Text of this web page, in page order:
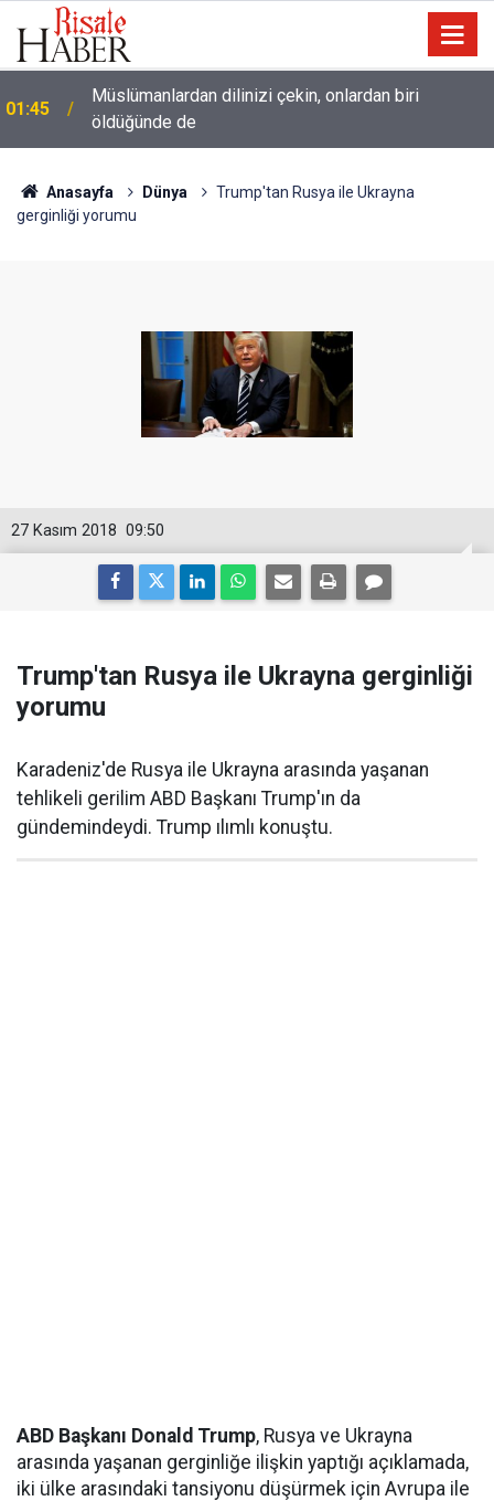
01:45
Müslümanlardan dilinizi çekin, onlardan biri
öldüğünde de
01:15
Lût kavmine âid o alt-üst olan şehirleri de kaldırıp
yere çaldı
Anasayfa Dünya
Trump'tan Rusya ile Ukrayna
gerginliği yorumu
09:50
27 Kasım 2018
Trump'tan Rusya ile Ukrayna gerginliği
yorumu
Karadeniz'de Rusya ile Ukrayna arasında yaşanan
tehlikeli gerilim ABD Başkanı Trump'ın da
gündemindeydi. Trump ılımlı konuştu.
ABD Başkanı Donald Trump, Rusya ve Ukrayna
arasında yaşanan gerginliğe ilişkin yaptığı açıklamada,
iki ülke arasındaki tansiyonu düşürmek için Avrupa ile